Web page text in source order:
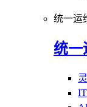
统一运
统一